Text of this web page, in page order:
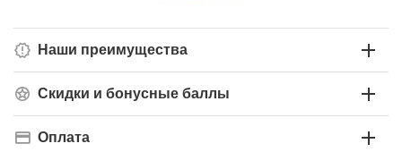
Наши преимущества
Скидки и бонусные баллы
Оплата